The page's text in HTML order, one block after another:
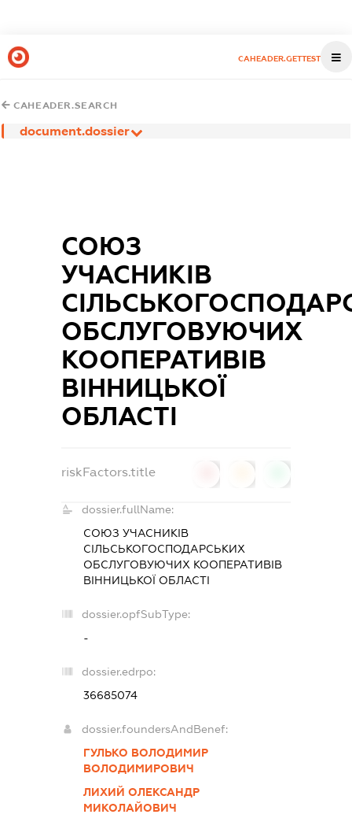
CAHEADER.GETTEST
CAHEADER.SEARCH
document.dossier
СОЮЗ
УЧАСНИКІВ
ОБСЛУГОВУЮЧИХ
КООПЕРАТИВІВ
ВІННИЦЬКОЇ
ОБЛАСТІ
riskFactors.title
dossier.fullName:
СОЮЗ УЧАСНИКІВ
СІЛЬСЬКОГОСПОДАРСЬКИХ
ОБСЛУГОВУЮЧИХ КООПЕРАТИВІВ
ВІННИЦЬКОЇ ОБЛАСТІ
dossier.opfSubType:
-
dossier.edrpo:
36685074
dossier.foundersAndBenef:
ГУЛЬКО ВОЛОДИМИР
ВОЛОДИМИРОВИЧ
ЛИХИЙ ОЛЕКСАНДР
МИКОЛАЙОВИЧ